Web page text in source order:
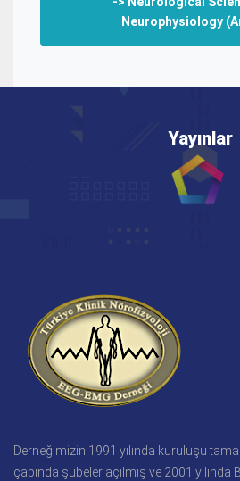
Neurophysiology
Yayınlar
Derneğimizin 1991 yılında kuruluşu
çapında şubeler açılmış ve 2001